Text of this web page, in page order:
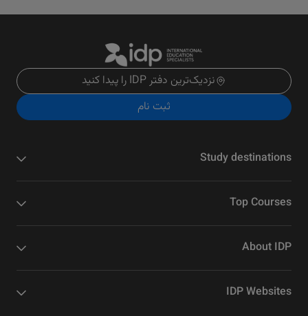
نزدیک‌ترین دفتر IDP را پیدا کنید
ثبت نام
Study destinations
Top Courses
About IDP
IDP Websites